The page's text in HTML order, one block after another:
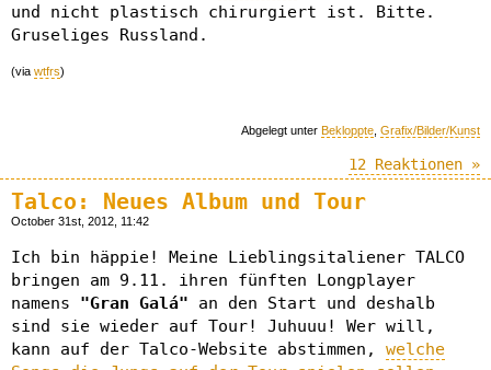
und nicht plastisch chirurgiert ist. Bitte.
Gruseliges Russland.
(via wtfrs)
Abgelegt unter Bekloppte Grafix/Bilder/Kunst
12 Reaktionen »
Talco: Neues Album und Tour
October 31st, 2012, 11:42
Ich bin häppie! Meine Lieblingsitaliener TALCO
bringen am 9.11. ihren fünften Longplayer
namens "Gran Galá" an den Start und deshalb
sind sie wieder auf Tour! Juhuuu! Wer will,
kann auf der Talco-Website abstimmen, welche